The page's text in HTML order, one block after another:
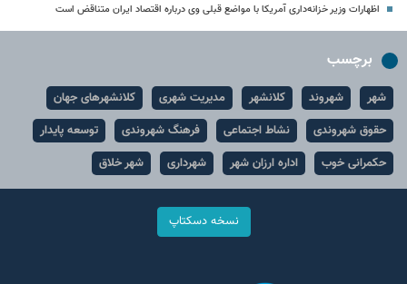
اظهارات وزیر خزانه‌داری آمریکا با مواضع قبلی وی درباره اقتصاد ایران متناقض است
برچسب
شهر شهروند کلانشهر مدیریت شهری
کلانشهرهای جهان
حقوق شهروندی
نشاط اجتماعی فرهنگ شهروندی
توسعه پایدار
حکمرانی خوب
اداره ارزان شهر شهرداری شهر خلاق
نسخه دسکتاپ